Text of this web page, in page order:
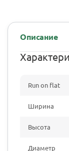
Описание
Run on flat
Ширина
Высота
Диаметр